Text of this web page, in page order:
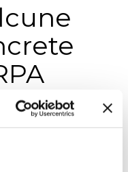
da OT
il